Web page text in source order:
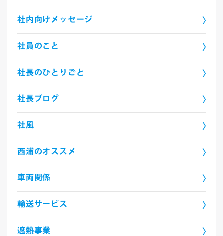
社内向けメッセージ
社員のこと
社長のひとりごと
社長ブログ
社風
西浦のオススメ
車両関係
輸送サービス
遮熱事業